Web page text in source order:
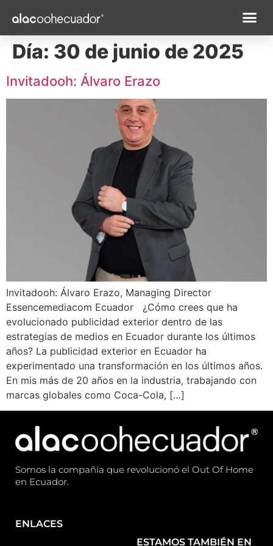
Día: 30 de junio de 2025
Invitadooh: Álvaro Erazo
Invitadooh: Álvaro Erazo, Managing Director
Essencemediacom Ecuador ¿Cómo crees que ha
evolucionado publicidad exterior dentro de las
estrategias de medios en Ecuador durante los últimos
años? La publicidad exterior en Ecuador ha
experimentado una transformación en los últimos años.
En mis más de 20 años en la industria, trabajando con
marcas globales como Coca-Cola, […]
Somos la compañía que revolucionó el Out Of Home
en Ecuador.
ENLACES
ESTAMOS TAMBIÉN EN